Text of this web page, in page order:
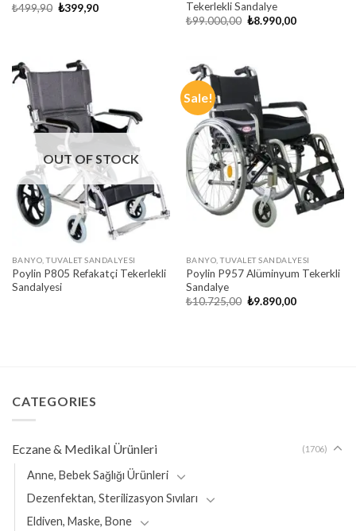
₺499,90 Original
₺399,90Current
Tekerlekli Sandalye
₺99.000,00 Original
₺8.990,00Current
OUT OF STOCK
BANYO, TUVALET SANDALYESI
Poylin P805 Refakatçi Tekerlekli
Sandalyesi
Sale!
BANYO, TUVALET SANDALYESI
Poylin P957 Alüminyum Tekerkli
Sandalye
₺10.725,00 Original
₺9.890,00Current
CATEGORIES
Eczane & Medikal Ürünleri (1706)
Anne, Bebek Sağlığı Ürünleri
Dezenfektan, Sterilizasyon Sıvıları
Eldiven, Maske, Bone